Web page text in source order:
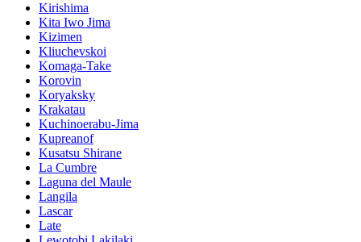
Kirishima
Kita Iwo Jima
Kizimen
Kliuchevskoi
Komaga-Take
Korovin
Koryaksky
Krakatau
Kuchinoerabu-Jima
Kupreanof
Kusatsu Shirane
La Cumbre
Laguna del Maule
Langila
Lascar
Late